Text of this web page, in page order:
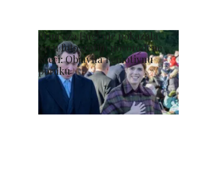
Princeza Eugenie pokazala
prvu fotografiju novorođene
kćeri: Objavila i emotivnu
poruku